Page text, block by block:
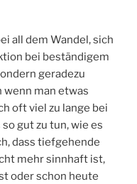
all dem Wandel, sich
bei beständigem
geradezu
wenn man etwas
oft viel zu lange bei
gut zu tun, wie es
dass tiefgehende
mehr sinnhaft ist,
oder schon heute